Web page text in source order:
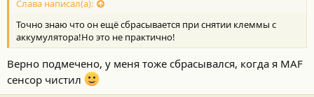
Слава написал(а):
Точно знаю что он ещё сбрасывается при снятии клеммы с
аккумулятора!Но это не практично!
Верно подмечено, у меня тоже сбрасывался, когда я MAF
сенсор чистил